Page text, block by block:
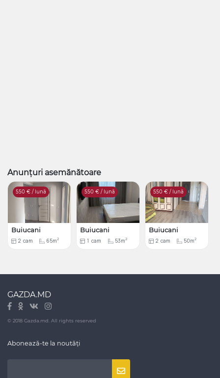
Anunțuri asemănătoare
550 € / lună
Buiucani
2 cam 65m2
550 € / lună
Buiucani
1 cam 53m2
550 € / lună
Buiucani
2 cam 50m2
GAZDA.MD
© 2018 Gazda.md. All rights reserved
Abonează-te la noutăți